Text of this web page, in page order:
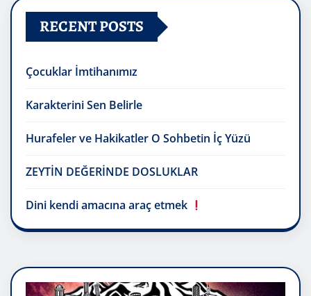
RECENT POSTS
Çocuklar İmtihanımız
Karakterini Sen Belirle
Hurafeler ve Hakikatler O Sohbetin İç Yüzü
ZEYTİN DEĞERİNDE DOSLUKLAR
Dini kendi amacına araç etmek